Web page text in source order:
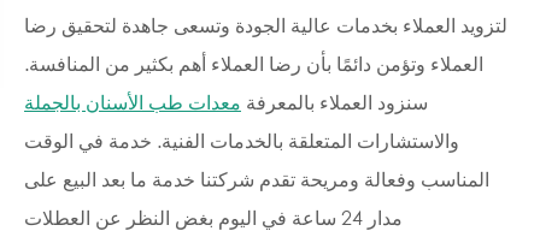
لتزويد العملاء بخدمات عالية الجودة وتسعى جاهدة لتحقيق رضا
العملاء وتؤمن دائمًا بأن رضا العملاء أهم بكثير من المنافسة.
سنزود العملاء بالمعرفة معدات طب الأسنان بالجملة
والاستشارات المتعلقة بالخدمات الفنية. خدمة في الوقت
المناسب وفعالة ومريحة تقدم شركتنا خدمة ما بعد البيع على
مدار 24 ساعة في اليوم بغض النظر عن العطلات